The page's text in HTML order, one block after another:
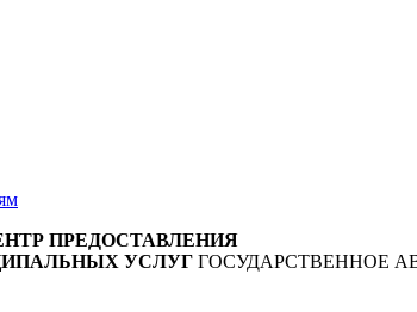
ПРЕДОСТАВЛЕНИЯ
УСЛУГ ГОСУДАРСТВЕННОЕ